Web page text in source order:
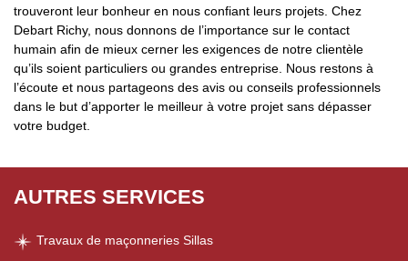
trouveront leur bonheur en nous confiant leurs projets. Chez
Debart Richy, nous donnons de l’importance sur le contact
humain afin de mieux cerner les exigences de notre clientèle
qu’ils soient particuliers ou grandes entreprise. Nous restons à
l’écoute et nous partageons des avis ou conseils professionnels
dans le but d’apporter le meilleur à votre projet sans dépasser
votre budget.
AUTRES SERVICES
Travaux de maçonneries Sillas